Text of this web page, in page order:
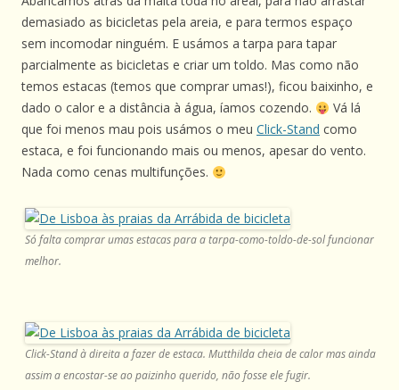
demasiado as bicicletas pela areia, e para termos espaço
sem incomodar ninguém. E usámos a tarpa para tapar
parcialmente as bicicletas e criar um toldo. Mas como não
temos estacas (temos que comprar umas!), ficou baixinho, e
dado o calor e a distância à água, íamos cozendo.
Vá lá
que foi menos mau pois usámos o meu Click-Stand como
estaca, e foi funcionando mais ou menos, apesar do vento.
Nada como cenas multifunções.
Só falta comprar umas estacas para a tarpa-como-toldo-de-sol funcionar
melhor.
Click-Stand à direita a fazer de estaca. Mutthilda cheia de calor mas ainda
assim a encostar-se ao paizinho querido, não fosse ele fugir.